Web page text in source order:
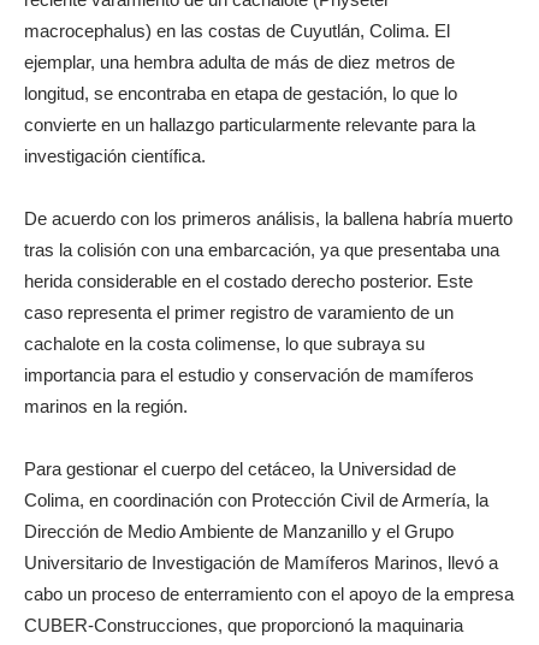
macrocephalus) en las costas de Cuyutlán, Colima. El
ejemplar, una hembra adulta de más de diez metros de
longitud, se encontraba en etapa de gestación, lo que lo
convierte en un hallazgo particularmente relevante para la
investigación científica.
De acuerdo con los primeros análisis, la ballena habría muerto
tras la colisión con una embarcación, ya que presentaba una
herida considerable en el costado derecho posterior. Este
caso representa el primer registro de varamiento de un
cachalote en la costa colimense, lo que subraya su
importancia para el estudio y conservación de mamíferos
marinos en la región.
Para gestionar el cuerpo del cetáceo, la Universidad de
Colima, en coordinación con Protección Civil de Armería, la
Dirección de Medio Ambiente de Manzanillo y el Grupo
Universitario de Investigación de Mamíferos Marinos, llevó a
cabo un proceso de enterramiento con el apoyo de la empresa
CUBER-Construcciones, que proporcionó la maquinaria